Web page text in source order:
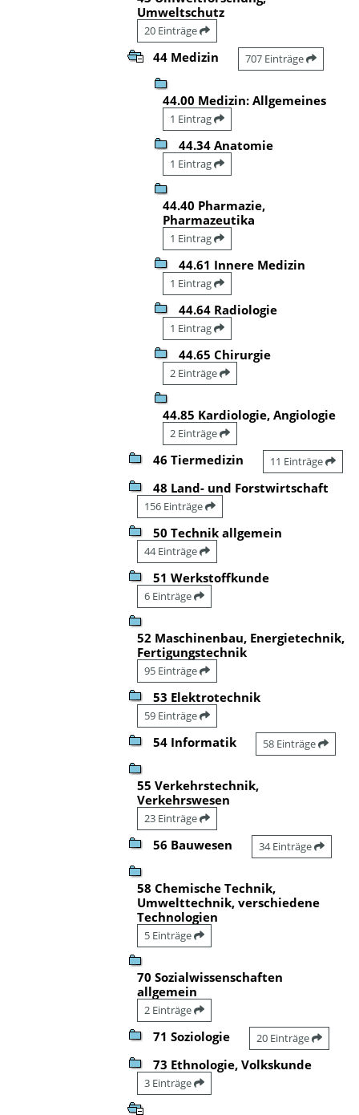
Umweltschutz
20 Einträge
44 Medizin 707 Einträge
44.00 Medizin: Allgemeines
1 Eintrag
44.34 Anatomie
1 Eintrag
44.40 Pharmazie,
Pharmazeutika
1 Eintrag
44.61 Innere Medizin
1 Eintrag
44.64 Radiologie
1 Eintrag
44.65 Chirurgie
2 Einträge
44.85 Kardiologie, Angiologie
2 Einträge
46 Tiermedizin 11 Einträge
48 Land- und Forstwirtschaft
156 Einträge
50 Technik allgemein
44 Einträge
51 Werkstoffkunde
6 Einträge
52 Maschinenbau, Energietechnik,
Fertigungstechnik
95 Einträge
53 Elektrotechnik
59 Einträge
54 Informatik 58 Einträge
55 Verkehrstechnik,
Verkehrswesen
23 Einträge
56 Bauwesen 34 Einträge
58 Chemische Technik,
Umwelttechnik, verschiedene
Technologien
5 Einträge
70 Sozialwissenschaften
allgemein
2 Einträge
71 Soziologie 20 Einträge
73 Ethnologie, Volkskunde
3 Einträge